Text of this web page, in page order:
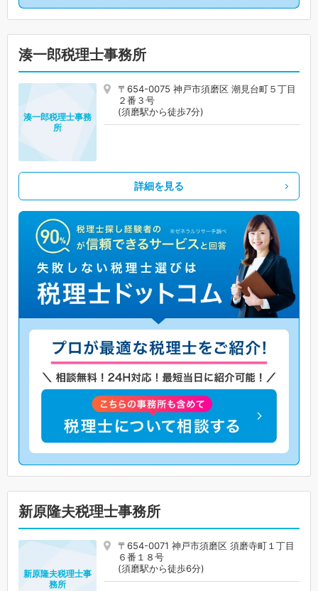
湊一郎税理士事務所
〒654-0075 神戸市須磨区 潮見台町５丁目
２番３号
(須磨駅から徒歩7分)
湊一郎税理士事務
所
詳細を見る
新原隆夫税理士事務所
〒654-0071 神戸市須磨区 須磨寺町１丁目
６番１８号
(須磨駅から徒歩6分)
新原隆夫税理士事
務所